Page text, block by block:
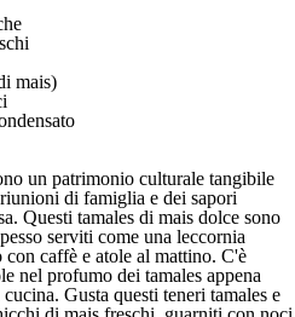
mais)
un patrimonio culturale tangibile
di famiglia e dei sapori
Questi tamales di mais dolce sono
serviti come una leccornia
caffè e atole al mattino. C'è
nel profumo dei tamales appena
Gusta questi teneri tamales e